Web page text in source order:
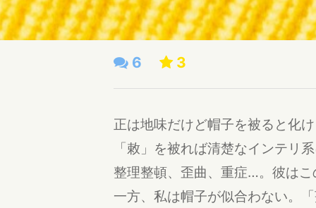
6 3
正は地味だけど帽子を被ると化
「敕」を被れば清楚なインテリ
整理整頓、歪曲、重症…。彼は
一方、私は帽子が似合わない。